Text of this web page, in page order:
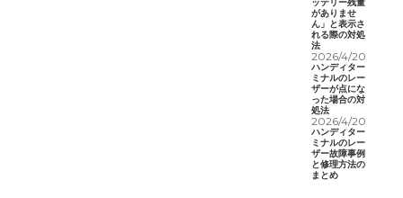
がありませ
ん」と表示さ
れる際の対処
法
2026/4/20
ハンディター
ミナルのレー
ザーが点にな
った場合の対
処法
2026/4/20
ハンディター
ミナルのレー
ザー故障事例
と修理方法の
まとめ